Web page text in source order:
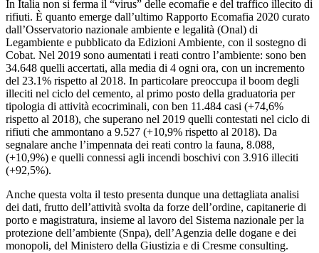
In Italia non si ferma il “virus” delle ecomafie e del traffico illecito di
rifiuti. È quanto emerge dall’ultimo Rapporto Ecomafia 2020 curato
dall’Osservatorio nazionale ambiente e legalità (Onal) di
Legambiente e pubblicato da Edizioni Ambiente, con il sostegno di
Cobat. Nel 2019 sono aumentati i reati contro l’ambiente: sono ben
34.648 quelli accertati, alla media di 4 ogni ora, con un incremento
del 23.1% rispetto al 2018. In particolare preoccupa il boom degli
illeciti nel ciclo del cemento, al primo posto della graduatoria per
tipologia di attività ecocriminali, con ben 11.484 casi (+74,6%
rispetto al 2018), che superano nel 2019 quelli contestati nel ciclo di
rifiuti che ammontano a 9.527 (+10,9% rispetto al 2018). Da
segnalare anche l’impennata dei reati contro la fauna, 8.088,
(+10,9%) e quelli connessi agli incendi boschivi con 3.916 illeciti
(+92,5%).
Anche questa volta il testo presenta dunque una dettagliata analisi
dei dati, frutto dell’attività svolta da forze dell’ordine, capitanerie di
porto e magistratura, insieme al lavoro del Sistema nazionale per la
protezione dell’ambiente (Snpa), dell’Agenzia delle dogane e dei
monopoli, del Ministero della Giustizia e di Cresme consulting.